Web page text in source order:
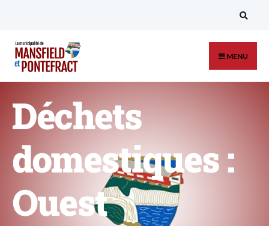
MENU
Déchets
domestiques :
Ouest